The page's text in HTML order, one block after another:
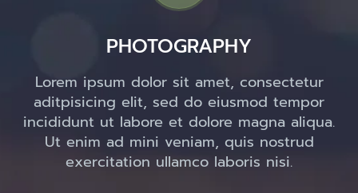
PHOTOGRAPHY
Lorem ipsum dolor sit amet, consectetur
aditpisicing elit, sed do eiusmod tempor
incididunt ut labore et dolore magna aliqua.
Ut enim ad mini veniam, quis nostrud
exercitation ullamco laboris nisi.